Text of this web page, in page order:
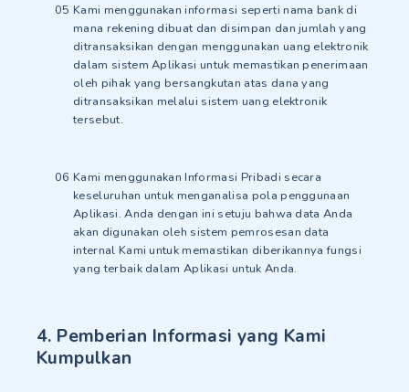
Kami menggunakan informasi seperti nama bank di
mana rekening dibuat dan disimpan dan jumlah yang
ditransaksikan dengan menggunakan uang elektronik
dalam sistem Aplikasi untuk memastikan penerimaan
oleh pihak yang bersangkutan atas dana yang
ditransaksikan melalui sistem uang elektronik
tersebut.
Kami menggunakan Informasi Pribadi secara
keseluruhan untuk menganalisa pola penggunaan
Aplikasi. Anda dengan ini setuju bahwa data Anda
akan digunakan oleh sistem pemrosesan data
internal Kami untuk memastikan diberikannya fungsi
yang terbaik dalam Aplikasi untuk Anda.
4. Pemberian Informasi yang Kami
Kumpulkan